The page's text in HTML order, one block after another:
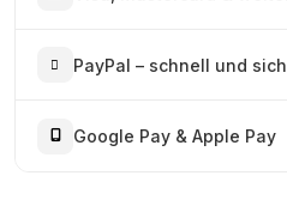
PayPal – schnell und
Google Pay & Apple Pay